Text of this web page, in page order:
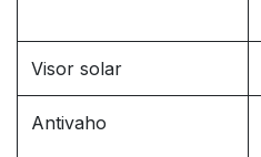
Visor solar
Antivaho